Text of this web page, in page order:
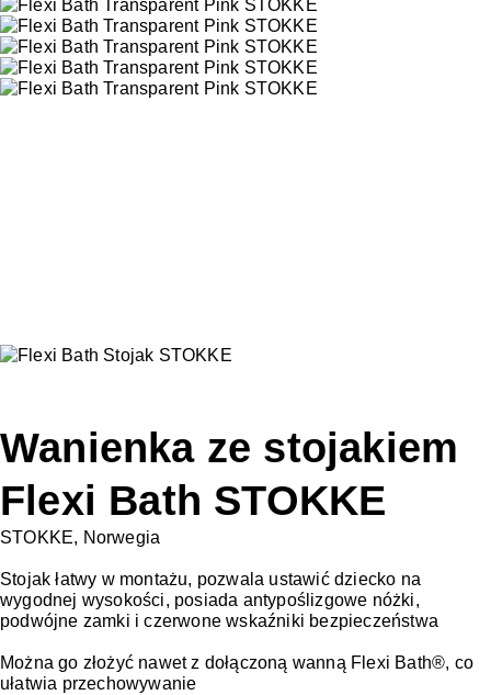
Wanienka ze stojakiem
Flexi Bath STOKKE
STOKKE, Norwegia
Stojak łatwy w montażu, pozwala ustawić dziecko na
wygodnej wysokości, posiada antypoślizgowe nóżki,
podwójne zamki i czerwone wskaźniki bezpieczeństwa
Można go złożyć nawet z dołączoną wanną Flexi Bath®, co
ułatwia przechowywanie